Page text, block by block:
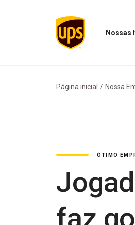
Nossas
Página inicial Nossa
ÓTIMO